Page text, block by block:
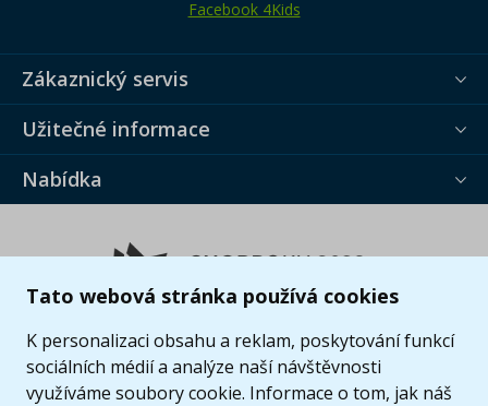
Tato webová stránka používá cookies
K personalizaci obsahu a reklam, poskytování funkcí
sociálních médií a analýze naší návštěvnosti
využíváme soubory cookie. Informace o tom, jak náš
Facebook 4Kids
Zákaznický servis
Užitečné informace
Nabídka